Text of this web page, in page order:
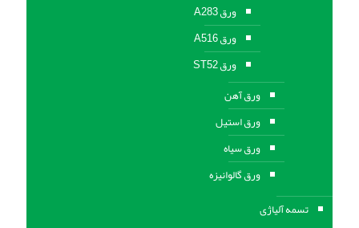
ورق A283
ورق A516
ورق ST52
ورق آهن
ورق استیل
ورق سیاه
ورق گالوانیزه
تسمه آلیاژی